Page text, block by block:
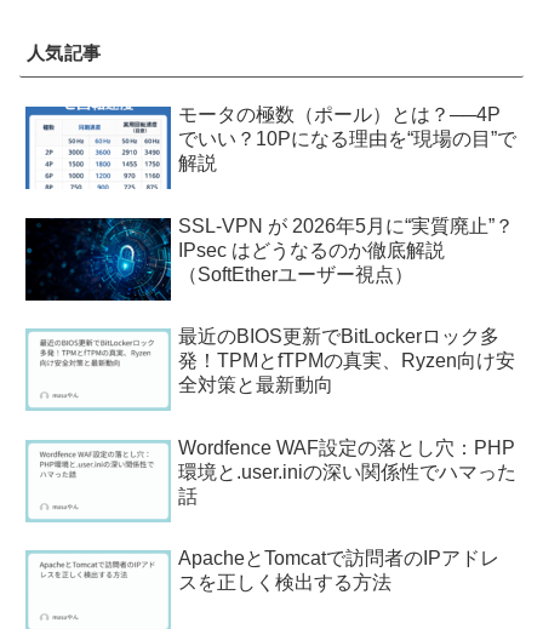
人気記事
モータの極数（ポール）とは？──4P
でいい？10Pになる理由を“現場の目”で
解説
SSL-VPN が 2026年5月に“実質廃止”？
IPsec はどうなるのか徹底解説
（SoftEtherユーザー視点）
最近のBIOS更新でBitLockerロック多
発！TPMとfTPMの真実、Ryzen向け安
全対策と最新動向
Wordfence WAF設定の落とし穴：PHP
環境と.user.iniの深い関係性でハマった
話
ApacheとTomcatで訪問者のIPアドレ
スを正しく検出する方法